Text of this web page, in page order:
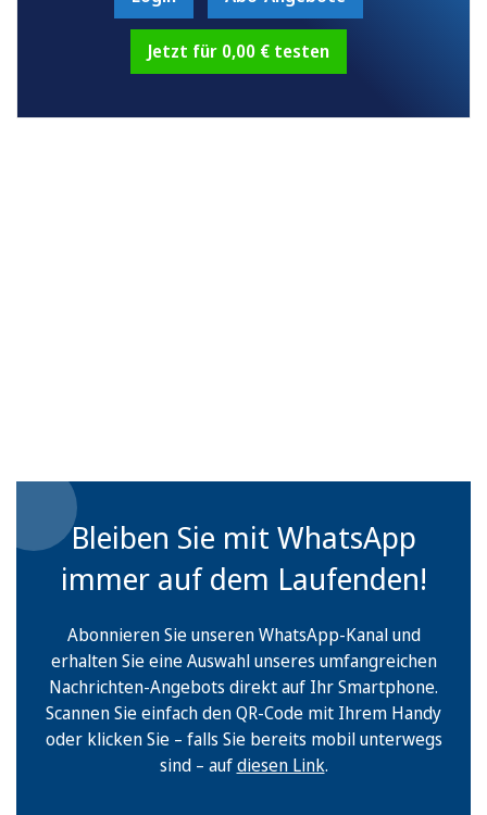
Jetzt für 0,00 € testen
Bleiben Sie mit WhatsApp
immer auf dem Laufenden!
Abonnieren Sie unseren WhatsApp-Kanal und
erhalten Sie eine Auswahl unseres umfangreichen
Nachrichten-Angebots direkt auf Ihr Smartphone.
Scannen Sie einfach den QR-Code mit Ihrem Handy
oder klicken Sie – falls Sie bereits mobil unterwegs
sind – aufdiesen Link.